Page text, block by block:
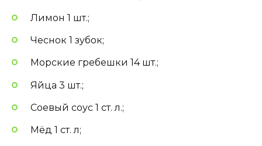
Лимон 1 шт.;
Чеснок 1 зубок;
Морские гребешки 14 шт.;
Яйца 3 шт.;
Соевый соус 1 ст. л.;
Мёд 1 ст. л;